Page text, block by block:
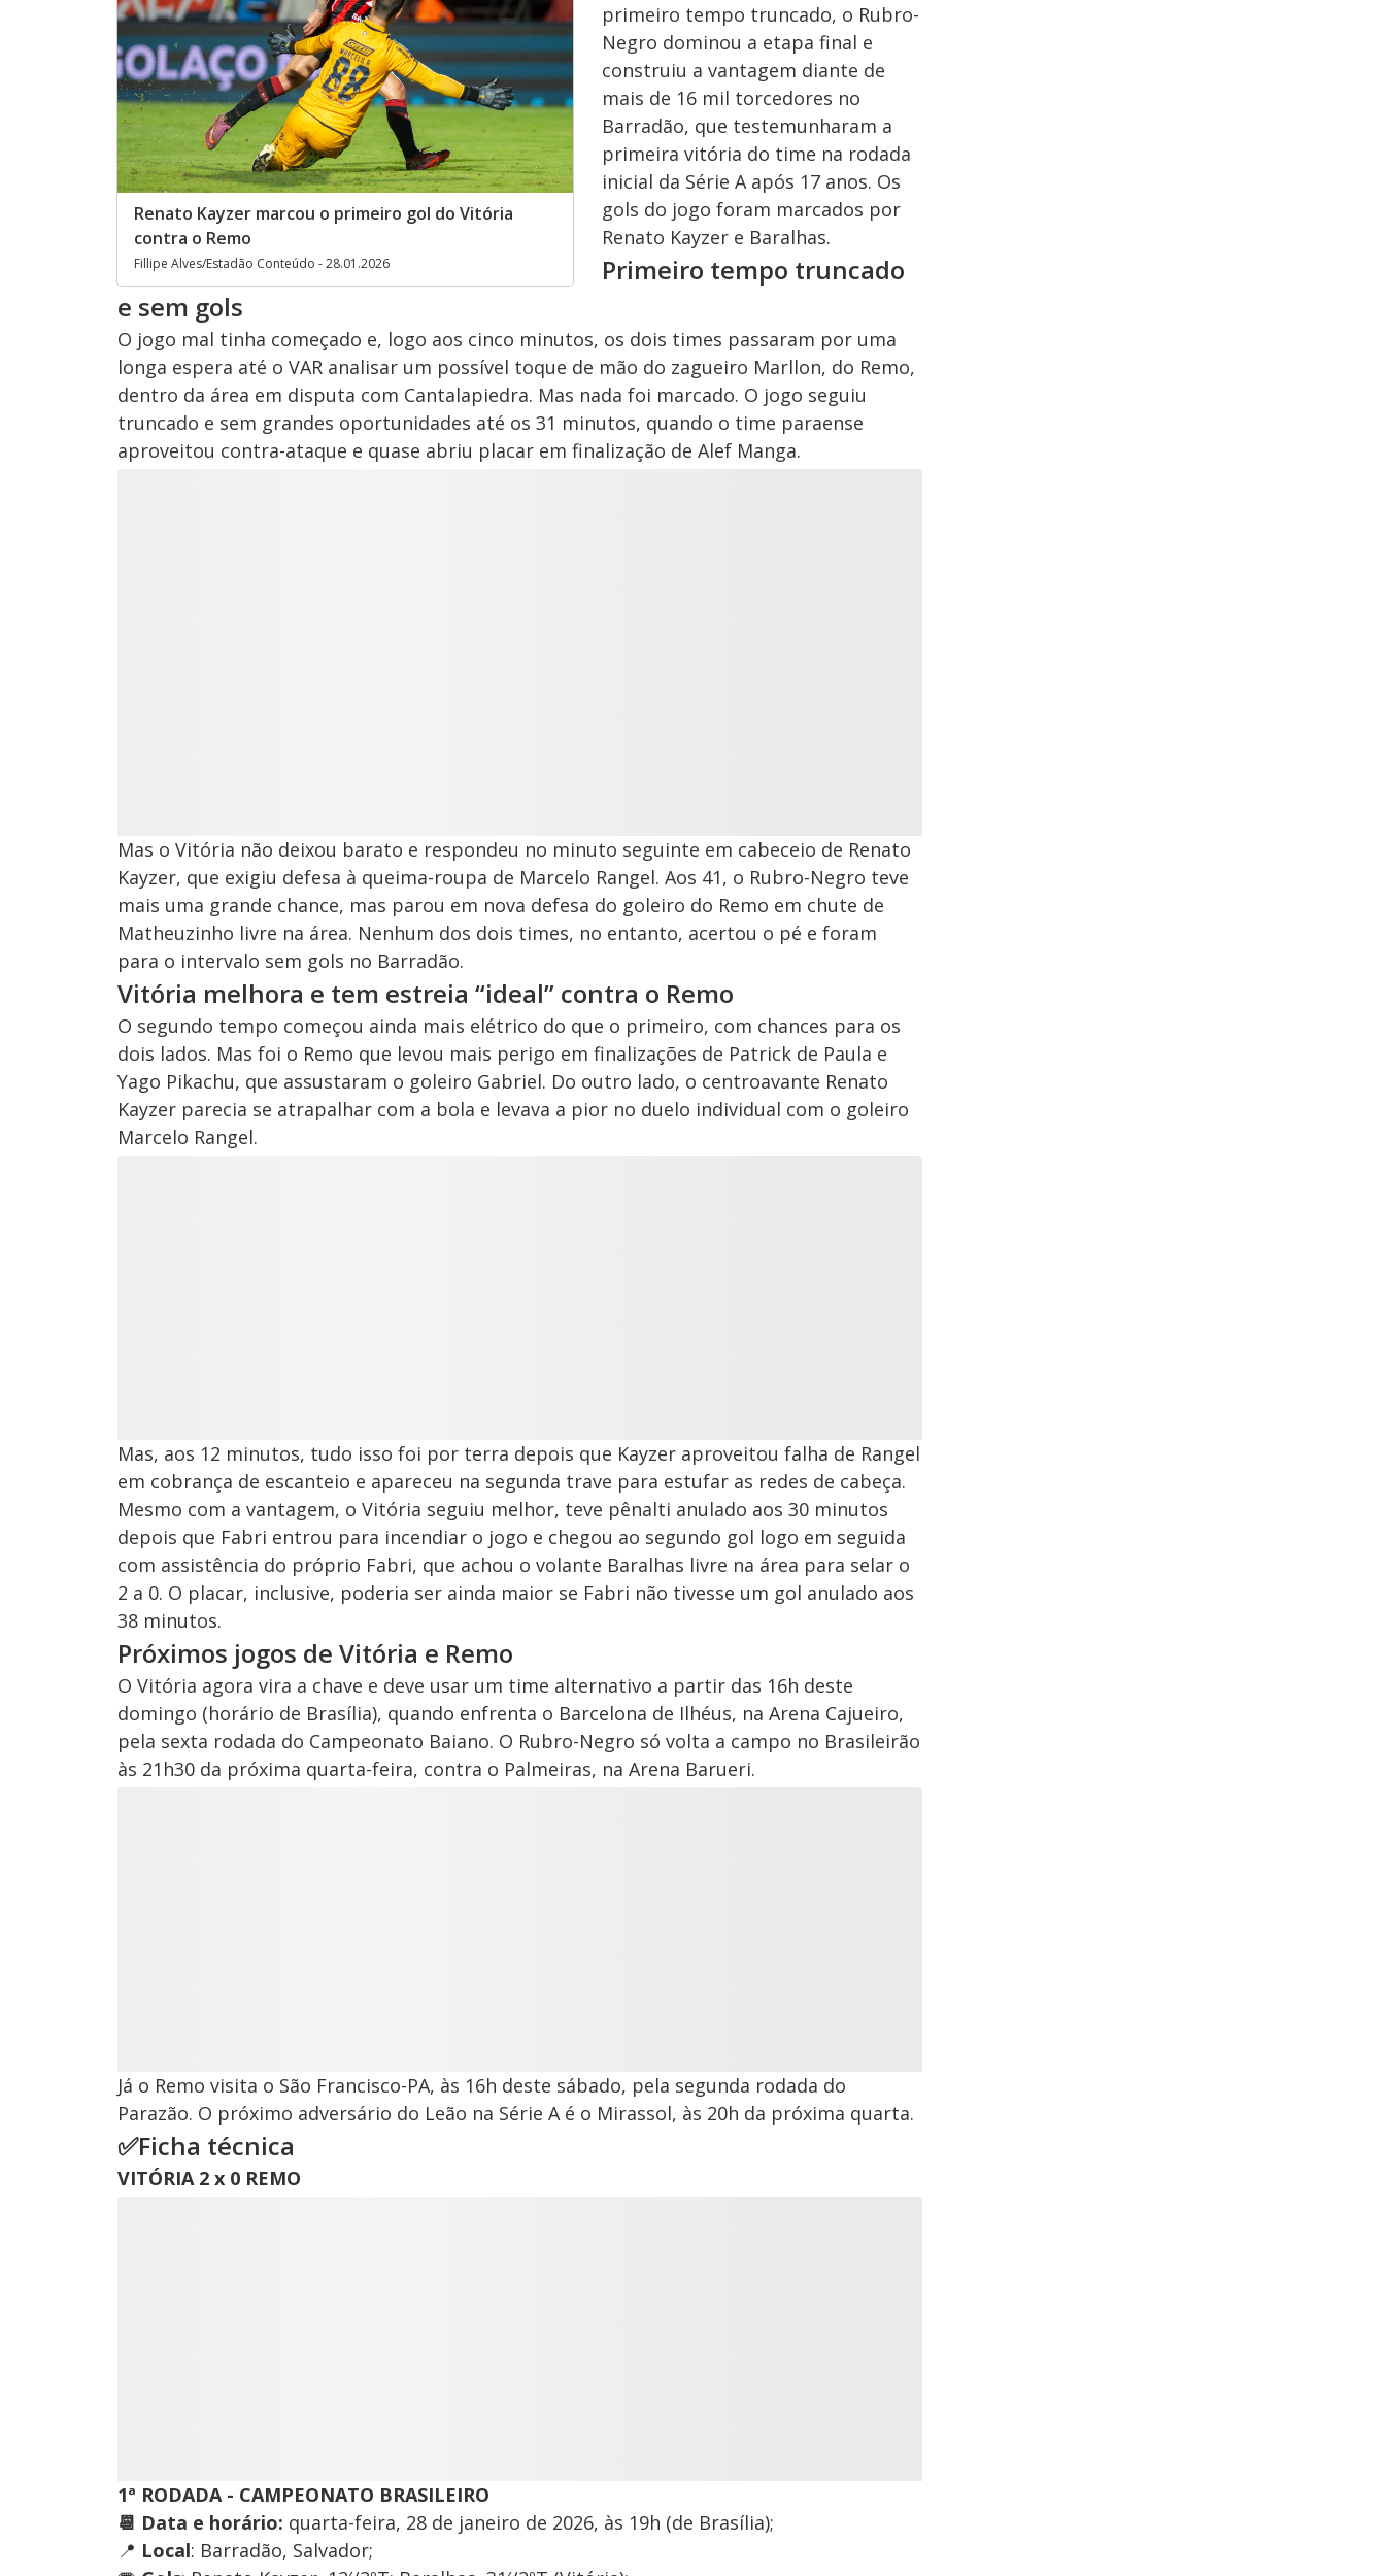
Renato Kayzer marcou o primeiro gol do Vitória
contra o Remo
Fillipe Alves/Estadão Conteúdo - 28.01.2026
primeiro tempo truncado, o Rubro-
Negro dominou a etapa final e
construiu a vantagem diante de
mais de 16 mil torcedores no
Barradão, que testemunharam a
primeira vitória do time na rodada
inicial da Série A após 17 anos. Os
gols do jogo foram marcados por
Renato Kayzer e Baralhas.
Primeiro tempo truncado
e sem gols
O jogo mal tinha começado e, logo aos cinco minutos, os dois times passaram por uma
longa espera até o VAR analisar um possível toque de mão do zagueiro Marllon, do Remo,
dentro da área em disputa com Cantalapiedra. Mas nada foi marcado. O jogo seguiu
truncado e sem grandes oportunidades até os 31 minutos, quando o time paraense
aproveitou contra-ataque e quase abriu placar em finalização de Alef Manga.
Mas o Vitória não deixou barato e respondeu no minuto seguinte em cabeceio de Renato
Kayzer, que exigiu defesa à queima-roupa de Marcelo Rangel. Aos 41, o Rubro-Negro teve
mais uma grande chance, mas parou em nova defesa do goleiro do Remo em chute de
Matheuzinho livre na área. Nenhum dos dois times, no entanto, acertou o pé e foram
para o intervalo sem gols no Barradão.
Vitória melhora e tem estreia “ideal” contra o Remo
O segundo tempo começou ainda mais elétrico do que o primeiro, com chances para os
dois lados. Mas foi o Remo que levou mais perigo em finalizações de Patrick de Paula e
Yago Pikachu, que assustaram o goleiro Gabriel. Do outro lado, o centroavante Renato
Kayzer parecia se atrapalhar com a bola e levava a pior no duelo individual com o goleiro
Marcelo Rangel.
Mas, aos 12 minutos, tudo isso foi por terra depois que Kayzer aproveitou falha de Rangel
em cobrança de escanteio e apareceu na segunda trave para estufar as redes de cabeça.
Mesmo com a vantagem, o Vitória seguiu melhor, teve pênalti anulado aos 30 minutos
depois que Fabri entrou para incendiar o jogo e chegou ao segundo gol logo em seguida
com assistência do próprio Fabri, que achou o volante Baralhas livre na área para selar o
2 a 0. O placar, inclusive, poderia ser ainda maior se Fabri não tivesse um gol anulado aos
38 minutos.
Próximos jogos de Vitória e Remo
O Vitória agora vira a chave e deve usar um time alternativo a partir das 16h deste
domingo (horário de Brasília), quando enfrenta o Barcelona de Ilhéus, na Arena Cajueiro,
pela sexta rodada do Campeonato Baiano. O Rubro-Negro só volta a campo no Brasileirão
às 21h30 da próxima quarta-feira, contra o Palmeiras, na Arena Barueri.
Já o Remo visita o São Francisco-PA, às 16h deste sábado, pela segunda rodada do
Parazão. O próximo adversário do Leão na Série A é o Mirassol, às 20h da próxima quarta.
✅Ficha técnica
VITÓRIA 2 x 0 REMO
1ª RODADA - CAMPEONATO BRASILEIRO
📆 Data e horário: quarta-feira, 28 de janeiro de 2026, às 19h (de Brasília);
📍 Local: Barradão, Salvador;